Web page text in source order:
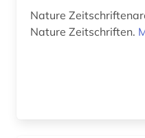
krankenhaus (2)
kriminologie (1)
Nature
Nature Zeitschriften.